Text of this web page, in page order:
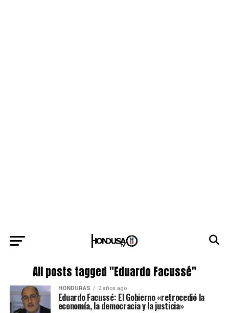
All posts tagged "Eduardo Facussé"
HONDURAS 2 años ago
Eduardo Facussé: El Gobierno «retrocedió la
economía, la democracia y la justicia»